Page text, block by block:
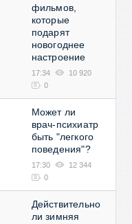
фильмов,
которые
подарят
новогоднее
настроение
17:34
10 920
0
Может ли
врач-психиатр
быть "легкого
поведения"?
17:30
12 344
0
Действительно
ли зимняя